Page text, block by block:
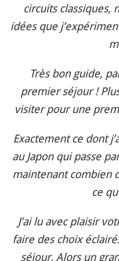
circuits classiques,
idées que
Très bon guide,
premier séjour !
visiter pour une
Exactement ce dont
au Japon qui passe
maintenant combien
ce
J’ai lu avec plaisir
faire des choix
séjour. Alors un